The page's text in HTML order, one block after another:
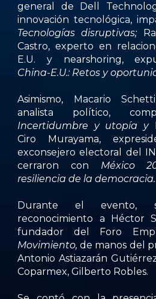
general de Dell
innovación tecnológica,
Tecnologías disruptivas;
Castro, experto en
E.U. y nearshoring,
China-E.U.: Retos y
Asimismo, Macario
analista político,
Incertidumbre y utopía y
Ciro Murayama,
exconsejero electoral del
cerraron con México
resiliencia de la democracia.
Durante el evento,
reconocimiento a Héctor
fundador del
Foro
Movimiento, de manos del
Antonio Astiazarán
Coparmex, Gilberto Robles.